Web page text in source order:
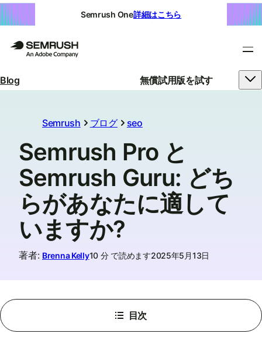
Semrush One詳細はこちら
Blog 無償試用版を試す
Semrush ブログ seo
Semrush Pro と
Semrush Guru: どち
らがあなたに適して
いますか?
著者: Brenna Kelly10 分 で読めます2025年5月13日
目次